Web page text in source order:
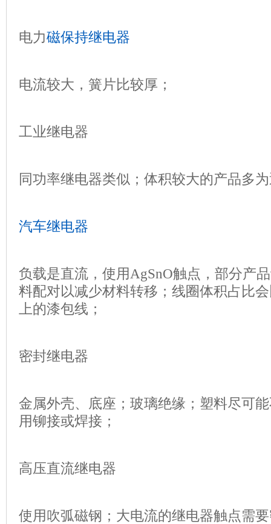
电力磁保持继电器
电流较大，簧片比较厚；
工业继电器
同功率继电器类似；体积较大的产品多
汽车继电器
负载是直流，使用AgSnO触点，部分产
料配对以减少材料转移；线圈体积占比
上的漆包线；
密封继电器
金属外壳、底座；玻璃绝缘；塑料尽可
用铆接或焊接；
高压直流继电器
使用吹弧磁钢；大电流的继电器触点需